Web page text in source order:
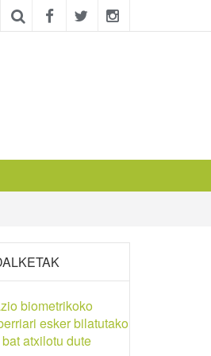
biometrikoko
esker bilatutako
atxilotu dute